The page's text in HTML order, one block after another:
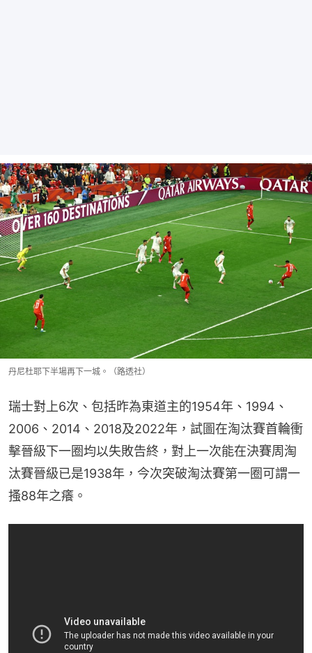
丹尼杜耶下半場再下一城。（路透社）
瑞士對上6次、包括昨為東道主的1954年、1994、
2006、2014、2018及2022年，試圖在淘汰賽首輪衝
擊晉級下一圈均以失敗告終，對上一次能在決賽周淘
汰賽晉級已是1938年，今次突破淘汰賽第一圈可謂一
搔88年之癢。